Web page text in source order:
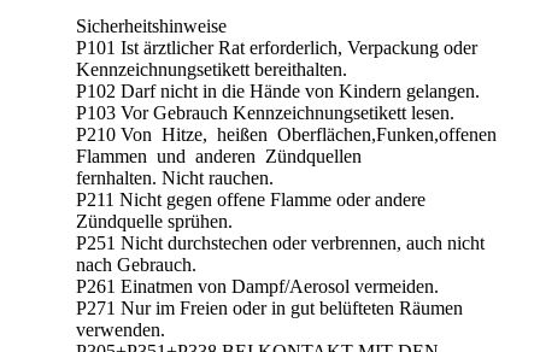
Sicherheitshinweise
P101 Ist ärztlicher Rat erforderlich, Verpackung oder
Kennzeichnungsetikett bereithalten.
P102 Darf nicht in die Hände von Kindern gelangen.
P103 Vor Gebrauch Kennzeichnungsetikett lesen.
P210 Von Hitze, heißen Oberflächen,Funken,offenen
Flammen und anderen Zündquellen
fernhalten. Nicht rauchen.
P211 Nicht gegen offene Flamme oder andere
Zündquelle sprühen.
P251 Nicht durchstechen oder verbrennen, auch nicht
nach Gebrauch.
P261 Einatmen von Dampf/Aerosol vermeiden.
P271 Nur im Freien oder in gut belüfteten Räumen
verwenden.